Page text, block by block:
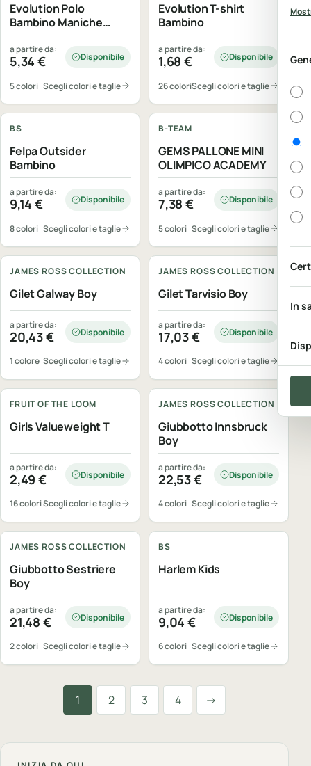
In
Evolution Polo
Bambino Maniche
lunghe
a partire da:
5,34€ Disponibile
5 colori Scegli colori e taglie
Evolution T-shirt
Bambino
a partire da:
1,68€ Disponibile
26 coloriScegli colori e taglie
BS
Felpa Outsider
Bambino
a partire da:
9,14€ Disponibile
8 colori Scegli colori e taglie
B-TEAM
GEMS PALLONE MINI
OLIMPICO ACADEMY
a partire da:
7,38€ Disponibile
5 colori Scegli colori e taglie
JAMES ROSS COLLECTION
Gilet Galway Boy
a partire da:
20,43€ Disponibile
1 colore Scegli colori e taglie
JAMES ROSS COLLECTION
Gilet Tarvisio Boy
a partire da:
17,03€ Disponibile
4 colori Scegli colori e taglie
FRUIT OF THE LOOM
Girls Valueweight T
a partire da:
2,49€ Disponibile
16 coloriScegli colori e taglie
JAMES ROSS COLLECTION
Giubbotto Innsbruck
Boy
a partire da:
22,53€ Disponibile
4 colori Scegli colori e taglie
JAMES ROSS COLLECTION
Giubbotto Sestriere
Boy
a partire da:
21,48 € Disponibile
2 colori Scegli colori e taglie
BS
Harlem Kids
a partire da:
9,04€ Disponibile
6 colori Scegli colori e taglie
1 2 3 4 →
Successiva